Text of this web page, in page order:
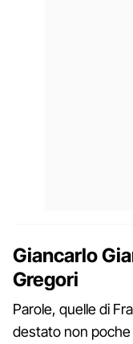
Giancarlo
Gregori
Parole, quelle di
destato non poche